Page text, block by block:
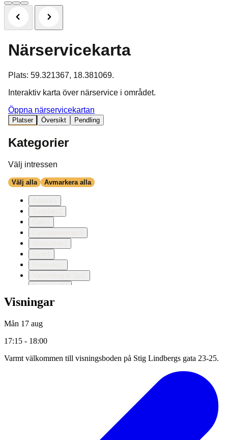
Visningar
Mån 17 aug
17:15 - 18:00
Varmt välkommen till visningsboden på Stig Lindbergs gata 23-25.